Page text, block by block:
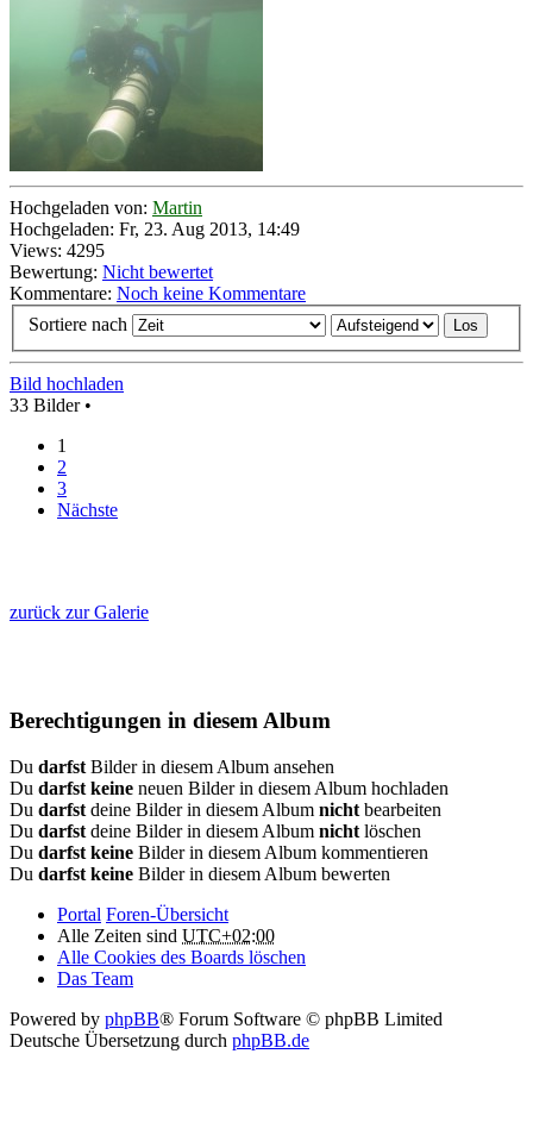
Hochgeladen von: Martin
Hochgeladen: Fr, 23. Aug 2013, 14:49
Views: 4295
Bewertung: Nicht bewertet
Kommentare: Noch keine Kommentare
Sortiere nach
Bild hochladen
33 Bilder •
1
2
3
Nächste
zurück zur Galerie
Berechtigungen in diesem Album
Du darfst Bilder in diesem Album ansehen
Du darfst keine neuen Bilder in diesem Album hochladen
Du darfst deine Bilder in diesem Album nicht bearbeiten
Du darfst deine Bilder in diesem Album nicht löschen
Du darfst keine Bilder in diesem Album kommentieren
Du darfst keine Bilder in diesem Album bewerten
Portal Foren-Übersicht
Alle Zeiten sind UTC+02:00
Alle Cookies des Boards löschen
Das Team
Powered by phpBB® Forum Software © phpBB Limited
Deutsche Übersetzung durch phpBB.de